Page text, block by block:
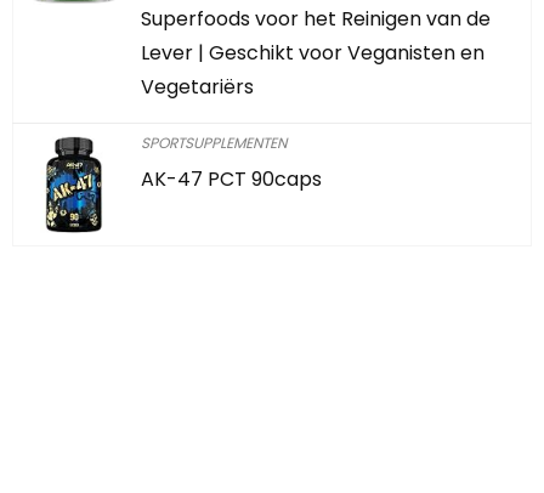
Superfoods voor het Reinigen van de
Lever | Geschikt voor Veganisten en
Vegetariërs
SPORTSUPPLEMENTEN
AK-47 PCT 90caps